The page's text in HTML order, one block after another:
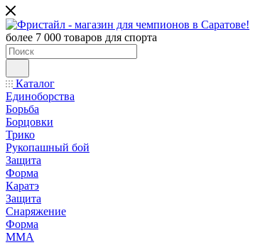
более 7 000 товаров для спорта
Каталог
Единоборства
Борьба
Борцовки
Трико
Рукопашный бой
Защита
Форма
Каратэ
Защита
Снаряжение
Форма
ММА